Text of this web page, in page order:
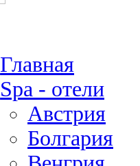
Главная
Spa - отели
Австрия
Болгария